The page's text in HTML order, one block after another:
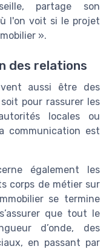
partage son
l'on voit si le projet
».
des relations
aussi être des
pour rassurer les
locales ou
communication est
également les
corps de métier sur
se termine
que tout le
d’onde, des
en passant par